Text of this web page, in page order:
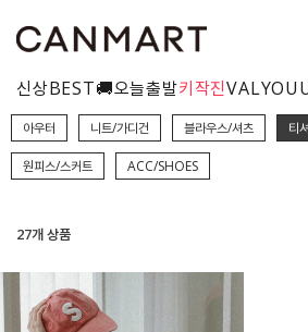
신상BEST🚚오늘출발키작진VALYOU
아우터 니트/가디건 블라우스/셔츠 티
원피스/스커트 ACC/SHOES
27개 상품